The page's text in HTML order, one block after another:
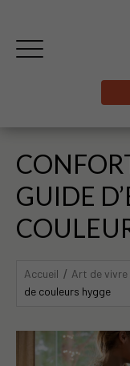
GUIDE
Accueil Art de vivre
de couleurs hygge